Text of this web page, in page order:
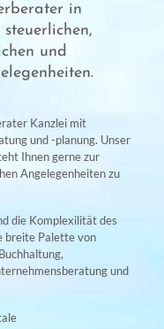
in
und
Kanzlei mit
und -planung. Unser
Ihnen gerne zur
Angelegenheiten zu
die Komplexilität des
breite Palette von
und